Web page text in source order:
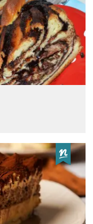
0.118 g
12 mg
2.185 mg
0.254 mg
19.6 g
8.07 g